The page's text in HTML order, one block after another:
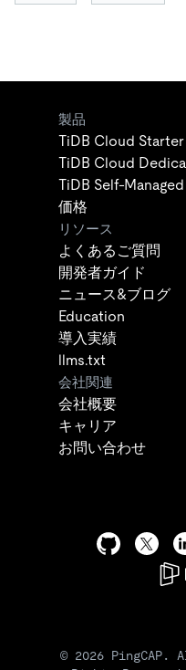
製品
TiDB Cloud Starter
TiDB Cloud
TiDB Self-Managed
価格
リソース
よくあるご質問
開発者ガイド
ニュース&ブログ
Education
導入実績
llms.txt
会社関連
会社概要
キャリア
お問い合わせ
© 2026PingCAP.